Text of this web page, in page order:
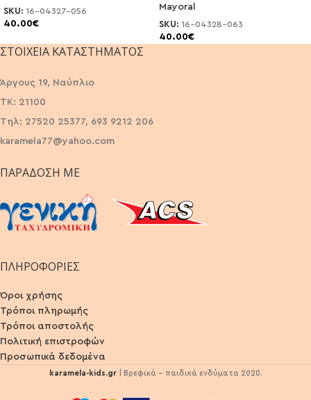
SKU: 16-04327-056
40.00€
Mayoral
SKU: 16-04328-063
40.00€
ΣΤΟΙΧΕΊΑ ΚΑΤΑΣΤΉΜΑΤΟΣ
Άργους 19, Ναύπλιο
ΤΚ: 21100
Τηλ: 27520 25377, 693 9212 206
karamela77@yahoo.com
ΠΑΡΆΔΟΣΗ ΜΕ
ΠΛΗΡΟΦΟΡΙΕΣ
Όροι χρήσης
Τρόποι πληρωμής
Τρόποι αποστολής
Πολιτική επιστροφών
Προσωπικά δεδομένα
karamela-kids.gr | Βρεφικά - παιδικά ενδύματα 2020.